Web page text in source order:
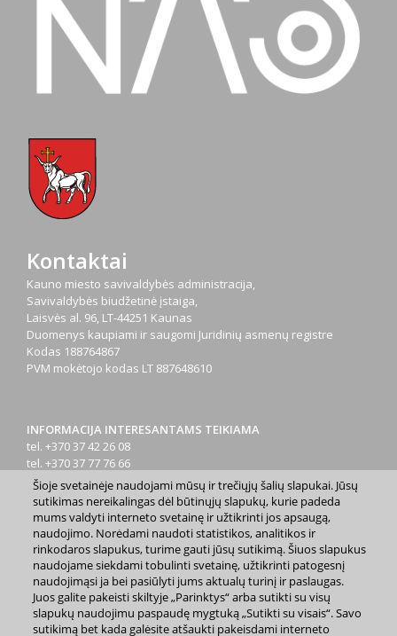
Kontaktai
Kauno miesto savivaldybės administracija,
Savivaldybės biudžetinė įstaiga,
Laisvės al. 96, LT-44251 Kaunas
Duomenys kaupiami ir saugomi Juridinių asmenų registre
Kodas 188764867
PVM mokėtojo kodas LT 887648610
INFORMACIJA INTERESANTAMS TEIKIAMA
tel. +370 37 42 26 08
tel. +370 37 77 76 66
tel. +370 660 07000
el. p.info@kaunas.lt
2023 m. Kauno miesto savivaldybė. Kopijuoti ir platinti
www.kaunas.lt skelbiamą informaciją be autorių sutikimo draudžiama.
Šioje svetainėje naudojami mūsų ir trečiųjų šalių slapukai. Jūsų
sutikimas nereikalingas dėl būtinųjų slapukų, kurie padeda
mums valdyti interneto svetainę ir užtikrinti jos apsaugą,
naudojimo. Norėdami naudoti statistikos, analitikos ir
rinkodaros slapukus, turime gauti jūsų sutikimą. Šiuos slapukus
naudojame siekdami tobulinti svetainę, užtikrinti patogesnį
naudojimąsi ja bei pasiūlyti jums aktualų turinį ir paslaugas.
Juos galite pakeisti skiltyje „Parinktys“ arba sutikti su visų
slapukų naudojimu paspaudę mygtuką „Sutikti su visais“. Savo
sutikimą bet kada galėsite atšaukti pakeisdami interneto